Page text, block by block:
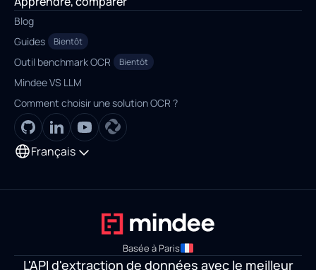
Blog
Guides
Bientôt
Outil benchmark OCR Bientôt
Mindee VS LLM
Comment choisir une solution OCR ?
Français
Basée à Paris
L'API d'extraction de données avec le meilleur